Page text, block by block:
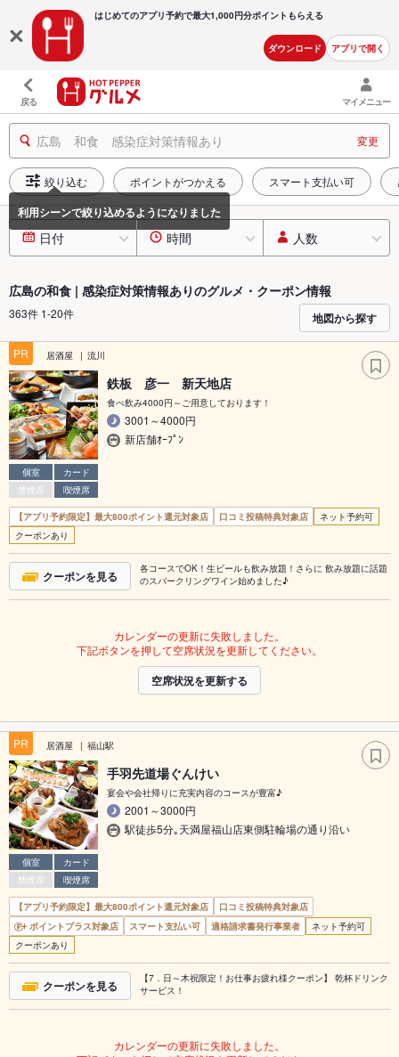
はじめてのアプリ予約で最大1,000円分ポイントもらえる
ダウンロード アプリで開く
戻る マイメニュー
広島 和食 感染症対策情報あり 変更
絞り込む ポイントがつかえる スマート支払い可
日付 時間 人数
広島の和食 | 感染症対策情報ありのグルメ・クーポン情報
363件 1-20件 地図から探す
PR 居酒屋 流川
個室
カード
禁煙席
喫煙席
鉄板 彦一 新天地店
食べ飲み4000円～ご用意しております！
3001～4000円
新店舗ｵｰﾌﾟﾝ
【アプリ予約限定】最大800ポイント還元対象店 口コミ投稿特典対象店
ネット予約可
クーポンあり
クーポンを見る
各コースでOK！生ビールも飲み放題！さらに 飲み放題に話題
のスパークリングワイン始めました♪
カレンダーの更新に失敗しました。
下記ボタンを押して空席状況を更新してください。
空席状況を更新する
PR 居酒屋 福山駅
個室
カード
禁煙席
喫煙席
手羽先道場ぐんけい
宴会や会社帰りに充実内容のコースが豊富♪
2001～3000円
駅徒歩5分｡天満屋福山店東側駐輪場の通り沿い
【アプリ予約限定】最大800ポイント還元対象店
口コミ投稿特典対象店
ポイントプラス対象店
スマート支払い可 適格請求書発行事業者
ネット予約可
クーポンあり
クーポンを見る
【7．日～木祝限定！お仕事お疲れ様クーポン】 乾杯ドリンク
サービス！
カレンダーの更新に失敗しました。